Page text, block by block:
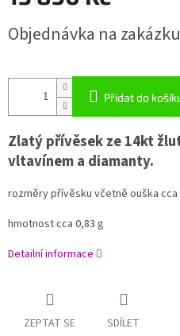
cena:
Objednávka na
Přidat do
Zlatý přívěsek ze 14kt
vltavínem a diamanty.
rozměry přívěsku včetně ouška cca
hmotnost cca 0,83 g
Detailní informace
ZEPTAT SE SDÍLET